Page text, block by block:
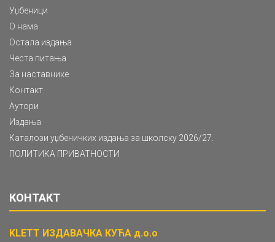
Уџбеници
О нама
Остала издања
Честа питања
За наставнике
Контакт
Аутори
Издања
Каталози уџбеничких издања за школску 2026/27.
ПОЛИТИКА ПРИВАТНОСТИ
КОНТАКТ
KLETT ИЗДАВАЧКА КУЋА д.о.о